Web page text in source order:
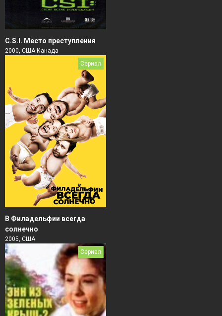
C.S.I. Место преступления
2000, США Канада
Сериал
В Филадельфии всегда
солнечно
2005, США
Сериал